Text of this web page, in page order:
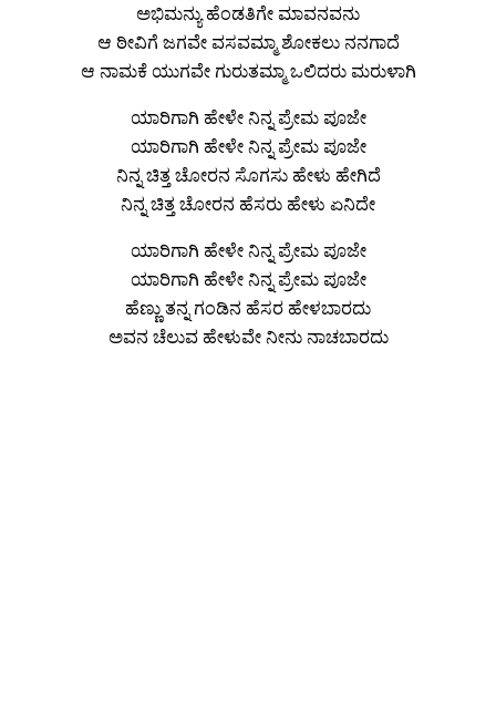
ಅಭಿಮನ್ಯು ಹೆಂಡತಿಗೇ ಮಾವನವನು
ಆ ಠೀವಿಗೆ ಜಗವೇ ವಸವಮ್ಮಾ ಶೋಕಲು ನನಗಾದೆ
ಆ ನಾಮಕೆ ಯುಗವೇ ಗುರುತಮ್ಮಾ ಒಲಿದರು ಮರುಳಾಗಿ
ಯಾರಿಗಾಗಿ ಹೇಳೇ ನಿನ್ನ ಪ್ರೇಮ ಪೂಜೇ
ಯಾರಿಗಾಗಿ ಹೇಳೇ ನಿನ್ನ ಪ್ರೇಮ ಪೂಜೇ
ನಿನ್ನ ಚಿತ್ತ ಚೋರನ ಸೊಗಸು ಹೇಳು ಹೇಗಿದೆ
ನಿನ್ನ ಚಿತ್ತ ಚೋರನ ಹೆಸರು ಹೇಳು ಏನಿದೇ
ಯಾರಿಗಾಗಿ ಹೇಳೇ ನಿನ್ನ ಪ್ರೇಮ ಪೂಜೇ
ಯಾರಿಗಾಗಿ ಹೇಳೇ ನಿನ್ನ ಪ್ರೇಮ ಪೂಜೇ
ಹೆಣ್ಣು ತನ್ನ ಗಂಡಿನ ಹೆಸರ ಹೇಳಬಾರದು
ಅವನ ಚೆಲುವ ಹೇಳುವೇ ನೀನು ನಾಚಬಾರದು